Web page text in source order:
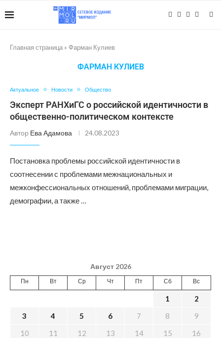
Главная страница » Фарман Кулиев
ФАРМАН КУЛИЕВ
Актуальное Новости Общество
Эксперт РАНХиГС о российской идентичности в
общественно-политическом контексте
Автор Ева Адамова 24.08.2023
Постановка проблемы российской идентичности в
соотнесении с проблемами межнациональных и
межконфессиональных отношений, проблемами миграции,
демографии, а также …
Август 2026
Пн Вт Ср Чт Пт Сб Вс
1
2
3
4 5 6 7 8
9
10
11 12 13 14 15
16